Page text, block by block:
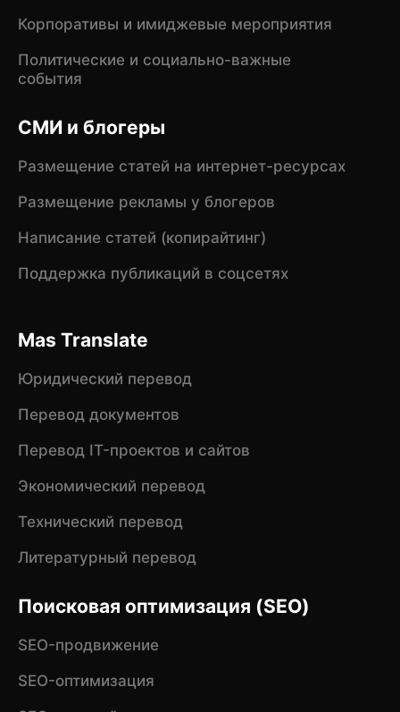
Корпоративы и имиджевые мероприятия
Политические и социально-важные
события
СМИ и блогеры
Размещение статей на интернет-ресурсах
Размещение рекламы у блогеров
Написание статей (копирайтинг)
Поддержка публикаций в соцсетях
Mas Translate
Юридический перевод
Перевод документов
Перевод IT-проектов и сайтов
Экономический перевод
Технический перевод
Литературный перевод
Поисковая оптимизация (SEO)
SEO-продвижение
SEO-оптимизация